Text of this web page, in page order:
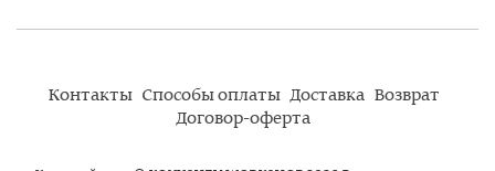
Контакты Способы оплаты Доставка Возврат
Договор-оферта